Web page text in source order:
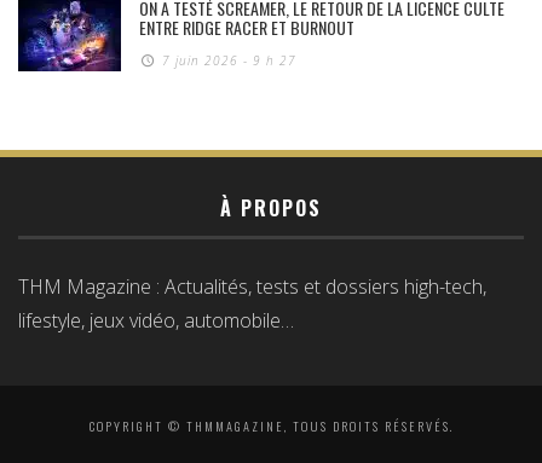
ON A TESTÉ SCREAMER, LE RETOUR DE LA LICENCE CULTE
ENTRE RIDGE RACER ET BURNOUT
7 juin 2026 - 9 h 27
À PROPOS
THM Magazine : Actualités, tests et dossiers high-tech,
lifestyle, jeux vidéo, automobile…
COPYRIGHT © THMMAGAZINE, TOUS DROITS RÉSERVÉS.